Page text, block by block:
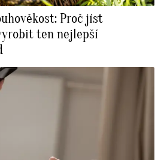
Proč jíst
ten nejlepší